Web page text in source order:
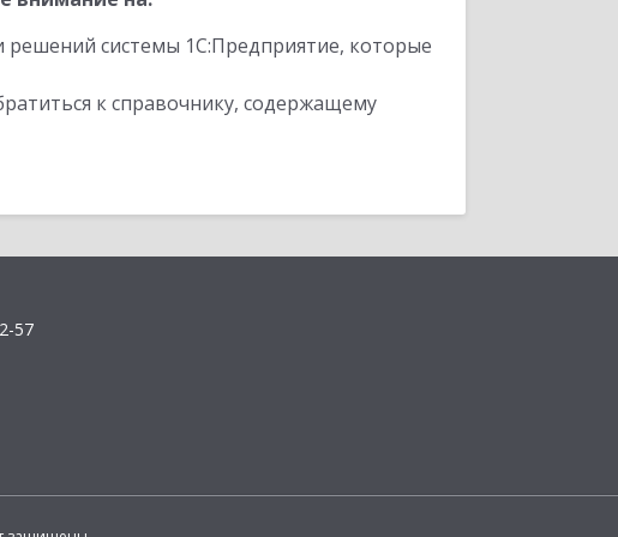
решений системы 1С:Предприятие, которые
к справочнику, содержащему
57